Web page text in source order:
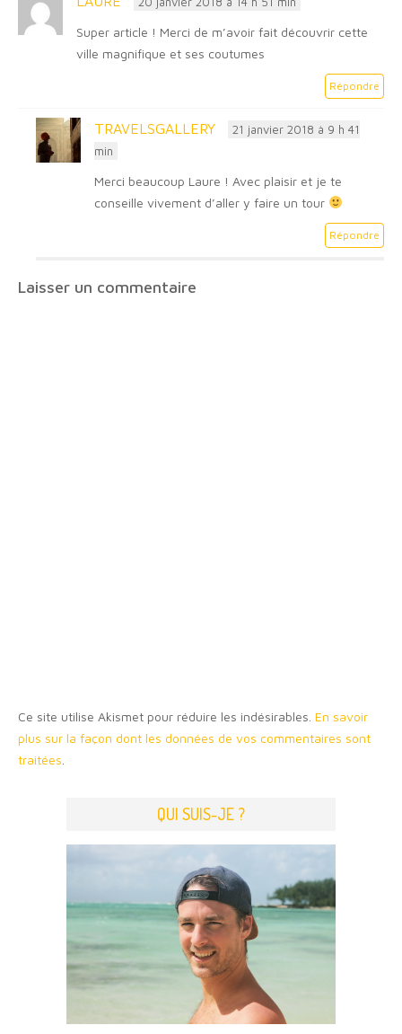
Super article ! Merci de m’avoir fait découvrir cette
ville magnifique et ses coutumes
Répondre
TRAVELSGALLERY
21 janvier 2018 à 9 h 41
min
Merci beaucoup Laure ! Avec plaisir et je te
conseille vivement d’aller y faire un tour
Répondre
Laisser un commentaire
Ce site utilise Akismet pour réduire les indésirables. En savoir
plus sur la façon dont les données de vos commentaires sont
traitées
QUI SUIS-JE ?